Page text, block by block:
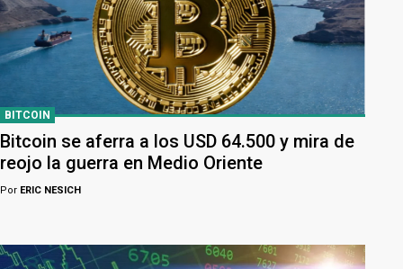
BITCOIN
Bitcoin se aferra a los USD 64.500 y mira de
reojo la guerra en Medio Oriente
Por ERIC NESICH